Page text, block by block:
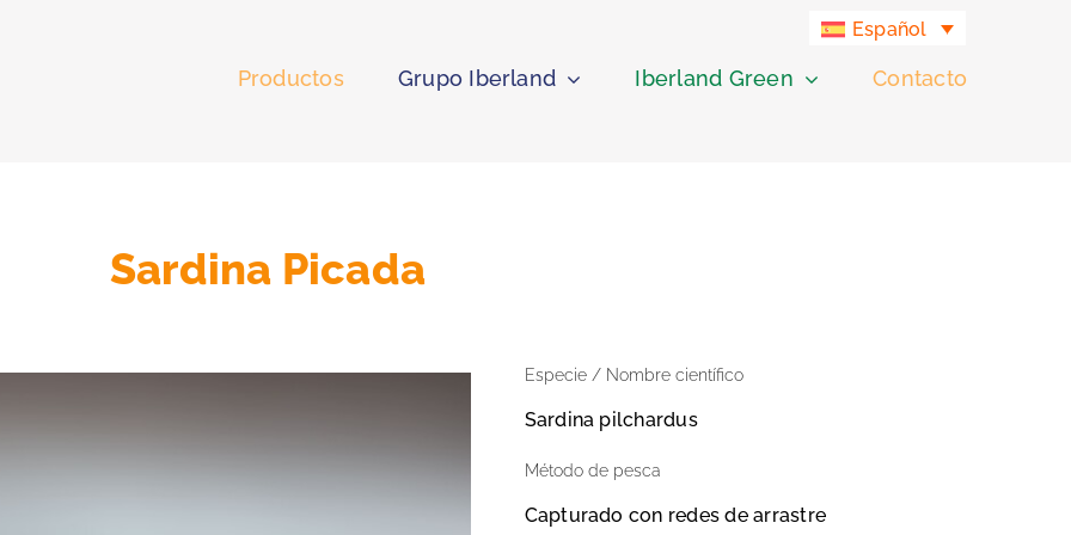
Español
Productos Grupo Iberland Iberland Green Contacto
Sardina Picada
Especie / Nombre científico
Sardina pilchardus
Método de pesca
Capturado con redes de arrastre